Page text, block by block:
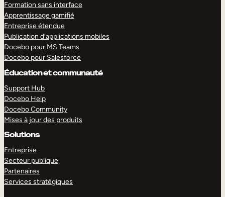
Formation sans interface
Apprentissage gamifié
Entreprise étendue
Publication d’applications mobiles
Docebo pour MS Teams
Docebo pour Salesforce
Éducation et communauté
Support Hub
Docebo Help
Docebo Community
Mises à jour des produits
Solutions
Entreprise
Secteur publique
Partenaires
Services stratégiques